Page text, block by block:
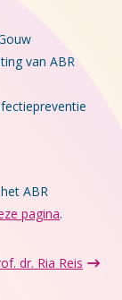
van ABR
ABR
pagina.
dr. Ria Reis